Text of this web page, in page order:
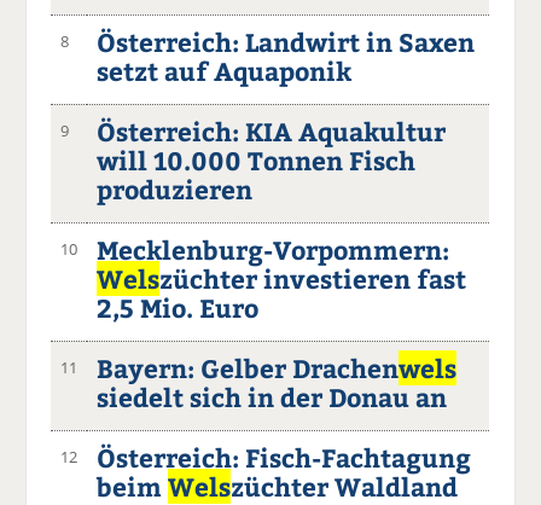
8
Österreich: Landwirt in Saxen
setzt auf Aquaponik
9
Österreich: KIA Aquakultur
will 10.000 Tonnen Fisch
produzieren
10
Mecklenburg-Vorpommern:
Welszüchter investieren fast
2,5 Mio. Euro
11 Bayern: Gelber Drachenwels
siedelt sich in der Donau an
12
Österreich: Fisch-Fachtagung
beimWelszüchter Waldland